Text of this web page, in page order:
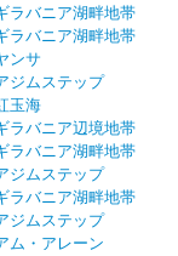
ラバニア湖畔地帯
ラバニア湖畔地帯
ンサ
ジムステップ
玉海
ラバニア辺境地帯
ラバニア湖畔地帯
ジムステップ
ラバニア湖畔地帯
ジムステップ
ム・アレーン